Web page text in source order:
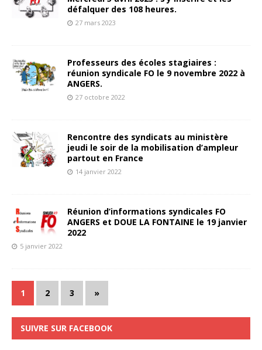
défalquer des 108 heures.
27 mars 2023
Professeurs des écoles stagiaires :
réunion syndicale FO le 9 novembre 2022 à
ANGERS.
27 octobre 2022
Rencontre des syndicats au ministère
jeudi le soir de la mobilisation d’ampleur
partout en France
14 janvier 2022
Réunion d’informations syndicales FO
ANGERS et DOUE LA FONTAINE le 19 janvier
2022
5 janvier 2022
1 2 3 »
SUIVRE SUR FACEBOOK